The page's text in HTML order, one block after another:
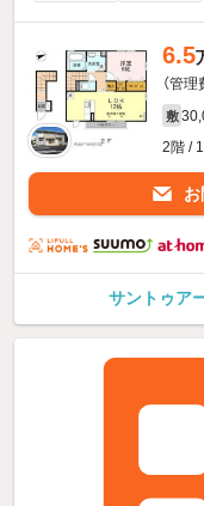
6.5
（管
敷
2階 /
サントゥア